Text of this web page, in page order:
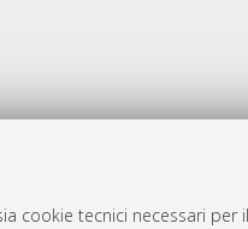
cookie tecnici necessari